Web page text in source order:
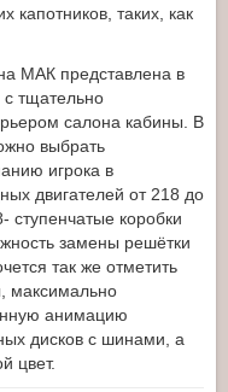
капотников, таких, как
МАК представлена в
тщательно
салона кабины. В
выбрать
игрока в
двигателей от 218 до
коробки
замены решётки
так же отметить
максимально
анимацию
дисков с шинами, а
цвет.